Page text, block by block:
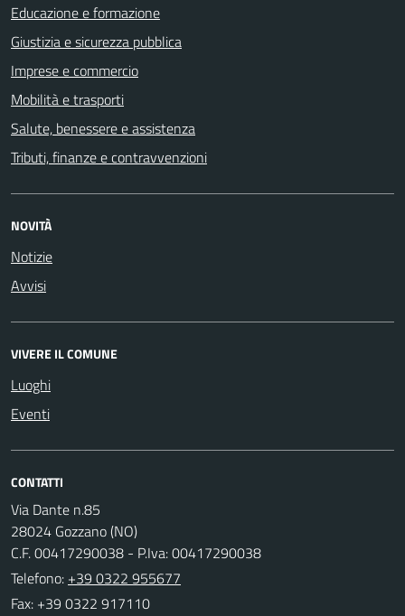
Educazione e formazione
Giustizia e sicurezza pubblica
Imprese e commercio
Mobilità e trasporti
Salute, benessere e assistenza
Tributi, finanze e contravvenzioni
NOVITÀ
Notizie
Avvisi
VIVERE IL COMUNE
Luoghi
Eventi
CONTATTI
Via Dante n.85
28024 Gozzano (NO)
C.F. 00417290038 - P.Iva: 00417290038
Telefono: +39 0322 955677
Fax: +39 0322 917110